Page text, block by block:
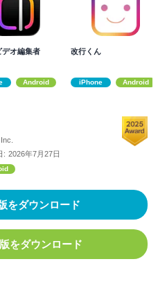
オ編集者
Android
改行くん
iPhone Android
: 2026年7月27日
をダウンロード
をダウンロード